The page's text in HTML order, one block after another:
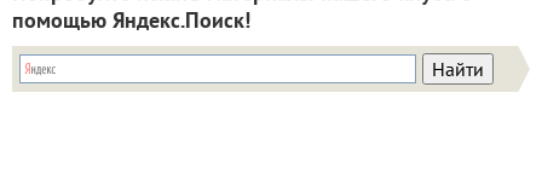
помощью Яндекс.Поиск!